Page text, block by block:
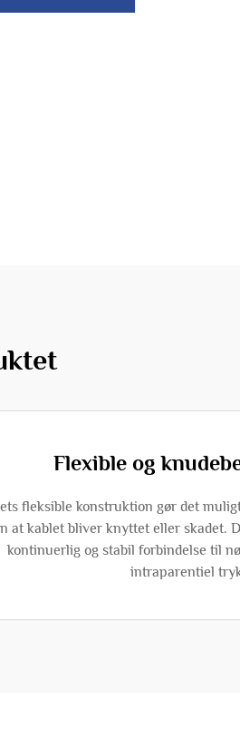
Flexible og
fleksible konstruktion gør det
at kablet bliver knyttet eller skadet.
kontinuerlig og stabil forbindelse til
intraparentiel